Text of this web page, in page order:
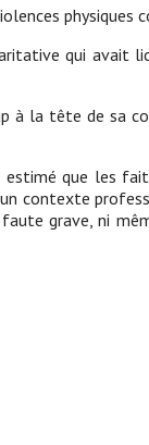
qui avait
à la tête de sa
que les
contexte
grave, ni